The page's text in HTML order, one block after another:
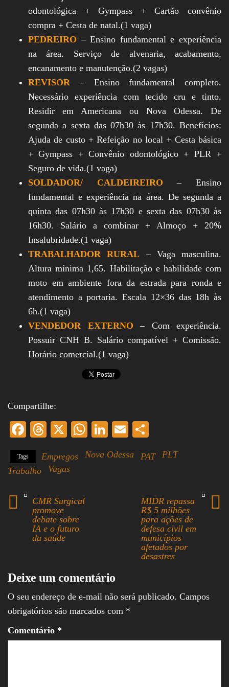
odontológica + Gympass + Cartão convênio
compra + Cesta de natal.(1 vaga)
PEDREIRO – Ensino fundamental e experiência
na área. Serviço de alvenaria, acabamento,
encanamento e manutenção.(2 vagas)
REVISOR– Ensino fundamental completo.
Necessário experiência com tecido cru e tinto.
Residir em Americana ou Nova Odessa. De
segunda a sexta das 07h30 às 17h30. Benefícios:
Ajuda de custo + Refeição no local + Cesta básica
+ Gympass + Convênio odontológico + PLR +
Seguro de vida.(1 vaga)
SOLDADOR/ CALDEIREIRO – Ensino
fundamental e experiência na área. De segunda a
quinta das 07h30 às 17h30 e sexta das 07h30 às
16h30. Salário a combinar + Almoço + 20%
Insalubridade.(1 vaga)
TRABALHADOR RURAL – Vaga masculina.
Altura mínima 1,65. Habilitação e habilidade com
moto em ambiente fora da estrada para ronda e
atendimento a portaria. Escala 12×36 das 18h às
6h.(1 vaga)
VENDEDOR EXTERNO– Com experiência.
Possuir CNH B. Salário compatível + Comissão.
Horário comercial.(1 vaga)
Compartilhe:
Fa
ce
bo
ok
T
ea
ds
X
W
ts
Li
ed
E
ail re
Tags Empregos Nova Odessa PAT
PLT
Trabalho
Vagas
CMR Surgical
promove
debate sobre
IA e o futuro
da saúde
MIDR repassa
R$ 5 milhões
para ações de
defesa civil em
municípios
afetados por
desastres
Deixe um comentário
O seu endereço de e-mail não será publicado. Campos
obrigatórios são marcados com *
Comentário *